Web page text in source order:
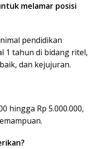
melamar posisi
pendidikan
1 tahun di bidang ritel,
dan kejujuran.
hingga Rp 5.000.000,